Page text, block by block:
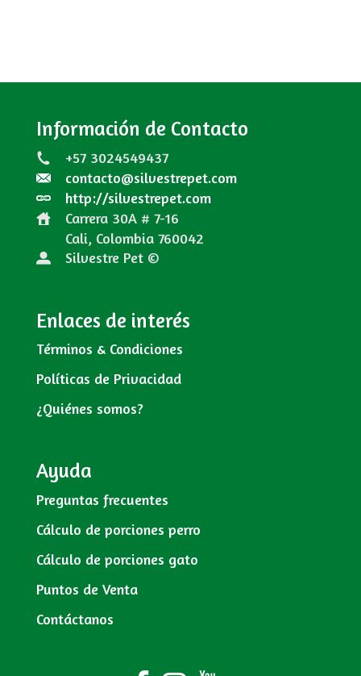
Información de Contacto
+57 3024549437
contacto@silvestrepet.com
http://silvestrepet.com
Carrera 30A # 7-16
Cali, Colombia 760042
Silvestre Pet ©
Enlaces de interés
Términos & Condiciones
Políticas de Privacidad
¿Quiénes somos?
Ayuda
Preguntas frecuentes
Cálculo de porciones perro
Cálculo de porciones gato
Puntos de Venta
Contáctanos